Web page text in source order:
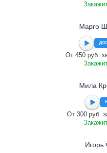
Марго
От 450 руб.
Мила
От 300 руб.
Игорь